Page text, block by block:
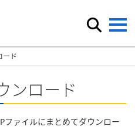
ード
ンロード
ファイルにまとめてダウンロー